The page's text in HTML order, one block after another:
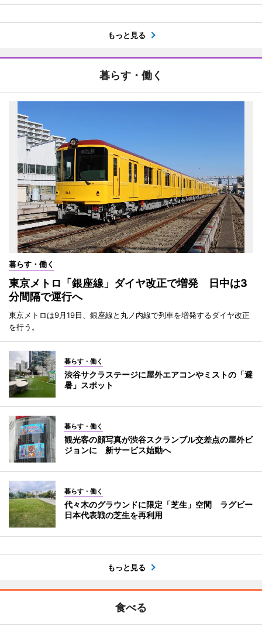
もっと見る
暮らす・働く
暮らす・働く
東京メトロ「銀座線」ダイヤ改正で増発 日中は3
分間隔で運行へ
東京メトロは9月19日、銀座線と丸ノ内線で列車を増発するダイヤ改正
を行う。
暮らす・働く
渋谷サクラステージに屋外エアコンやミストの「避
暑」スポット
暮らす・働く
観光客の顔写真が渋谷スクランブル交差点の屋外ビ
ジョンに 新サービス始動へ
暮らす・働く
代々木のグラウンドに限定「芝生」空間 ラグビー
日本代表戦の芝生を再利用
もっと見る
食べる